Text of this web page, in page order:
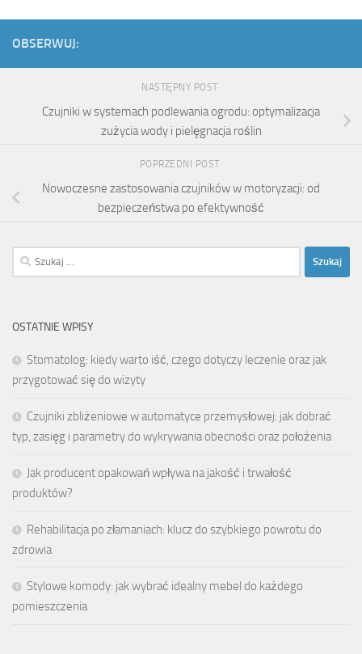
OBSERWUJ:
NASTĘPNY POST
Czujniki w systemach podlewania ogrodu: optymalizacja
zużycia wody i pielęgnacja roślin
POPRZEDNI POST
Nowoczesne zastosowania czujników w motoryzacji: od
bezpieczeństwa po efektywność
Szukaj:
OSTATNIE WPISY
Stomatolog: kiedy warto iść, czego dotyczy leczenie oraz jak
przygotować się do wizyty
Czujniki zbliżeniowe w automatyce przemysłowej: jak dobrać
typ, zasięg i parametry do wykrywania obecności oraz położenia
Jak producent opakowań wpływa na jakość i trwałość
produktów?
Rehabilitacja po złamaniach: klucz do szybkiego powrotu do
zdrowia
Stylowe komody: jak wybrać idealny mebel do każdego
pomieszczenia